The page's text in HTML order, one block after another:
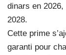
dinars en
2028.
Cette prime
garanti pour